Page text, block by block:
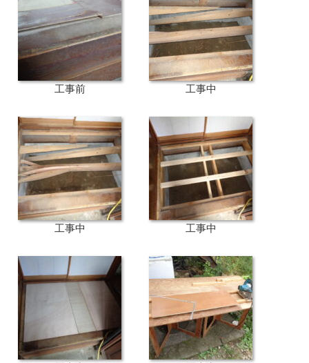
工事前 工事中
工事中 工事中